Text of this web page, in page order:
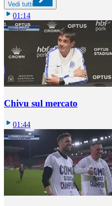
Vedi tutti
01:14
Chivu sul mercato
01:44